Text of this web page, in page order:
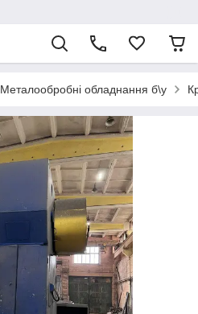
Металообробні обладнання б\у